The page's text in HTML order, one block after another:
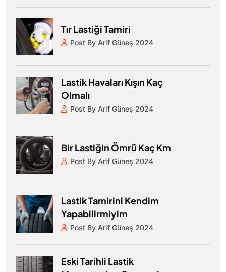
Tır Lastiği Tamiri
Post By Arif Güneş 2024
Lastik Havaları Kışın Kaç
Olmalı
Post By Arif Güneş 2024
Bir Lastiğin Ömrü Kaç Km
Post By Arif Güneş 2024
Lastik Tamirini Kendim
Yapabilirmiyim
Post By Arif Güneş 2024
Eski Tarihli Lastik